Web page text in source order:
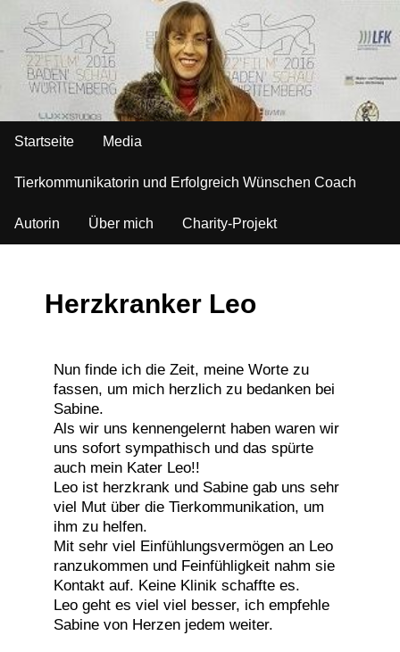
Startseite Media
Tierkommunikatorin und Erfolgreich Wünschen Coach
Autorin Über mich Charity-Projekt
Herzkranker Leo
Nun finde ich die Zeit, meine Worte zu
fassen, um mich herzlich zu bedanken bei
Sabine.
Als wir uns kennengelernt haben waren wir
uns sofort sympathisch und das spürte
auch mein Kater Leo!!
Leo ist herzkrank und Sabine gab uns sehr
viel Mut über die Tierkommunikation, um
ihm zu helfen.
Mit sehr viel Einfühlungsvermögen an Leo
ranzukommen und Feinfühligkeit nahm sie
Kontakt auf. Keine Klinik schaffte es.
Leo geht es viel viel besser, ich empfehle
Sabine von Herzen jedem weiter.